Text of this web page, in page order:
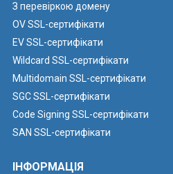
З перевіркою домену
OV SSL-сертифікати
EV SSL-сертифікати
Wildcard SSL-сертифікати
Multidomain SSL-сертифікати
SGC SSL-сертифікати
Code Signing SSL-сертифікати
SAN SSL-сертифікати
ІНФОРМАЦІЯ